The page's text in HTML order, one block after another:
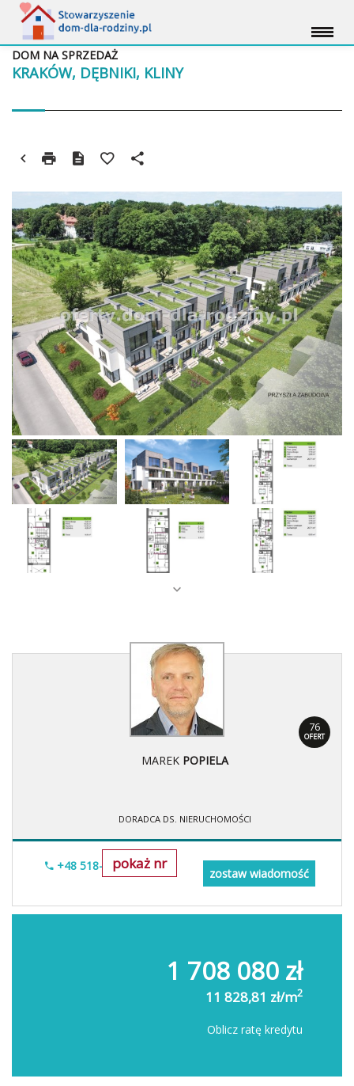
KRAKÓW, DĘBNIKI, KLINY
DOM NA SPRZEDAŻ
76
OFERT
MAREK POPIELA
DORADCA DS. NIERUCHOMOŚCI
pokaż nr
+48 518-967-677
zostaw wiadomość
1 708 080 zł
11 828,81 zł/m2
Oblicz ratę kredytu